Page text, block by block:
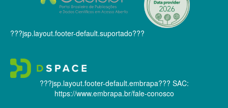
???jsp.layout.footer-default.suportado???
???jsp.layout.footer-default.embrapa??? SAC:
https://www.embrapa.br/fale-conosco